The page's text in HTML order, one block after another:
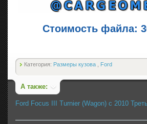
Стоимость файла:
Категория: Размеры кузова Ford
А также:
Ford Focus III Turnier (Wagon) с 2010